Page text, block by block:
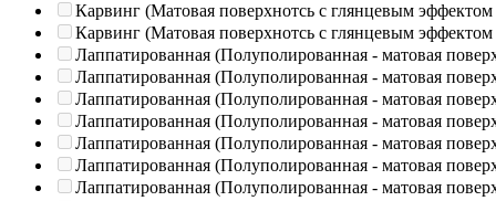
Карвинг (Матовая поверхнотсь с глянцевым эффектом
Карвинг (Матовая поверхнотсь с глянцевым эффектом
Лаппатированная (Полуполированная - матовая
Лаппатированная (Полуполированная - матовая
Лаппатированная (Полуполированная - матовая
Лаппатированная (Полуполированная - матовая
Лаппатированная (Полуполированная - матовая
Лаппатированная (Полуполированная - матовая
Лаппатированная (Полуполированная - матовая